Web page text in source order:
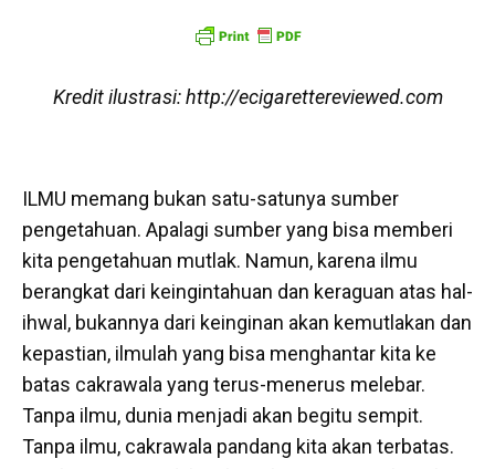
Kredit ilustrasi: http://ecigarettereviewed.com
ILMU memang bukan satu-satunya sumber
pengetahuan. Apalagi sumber yang bisa memberi
kita pengetahuan mutlak. Namun, karena ilmu
berangkat dari keingintahuan dan keraguan atas hal-
ihwal, bukannya dari keinginan akan kemutlakan dan
kepastian, ilmulah yang bisa menghantar kita ke
batas cakrawala yang terus-menerus melebar.
Tanpa ilmu, dunia menjadi akan begitu sempit.
Tanpa ilmu, cakrawala pandang kita akan terbatas.